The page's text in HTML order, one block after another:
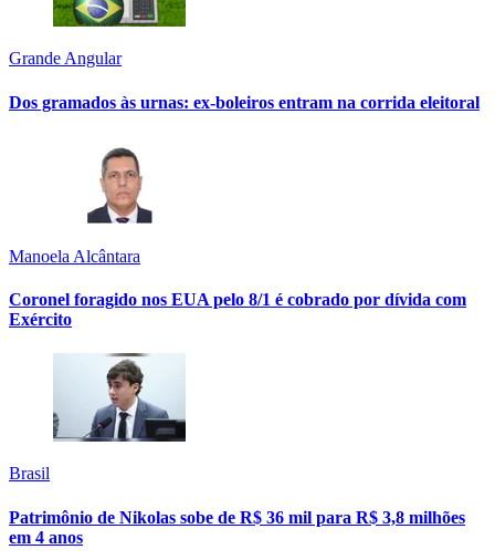
Grande Angular
Dos gramados às urnas: ex-boleiros entram na corrida eleitoral
Manoela Alcântara
Coronel foragido nos EUA pelo 8/1 é cobrado por dívida com
Exército
Brasil
Patrimônio de Nikolas sobe de R$ 36 mil para R$ 3,8 milhões
em 4 anos